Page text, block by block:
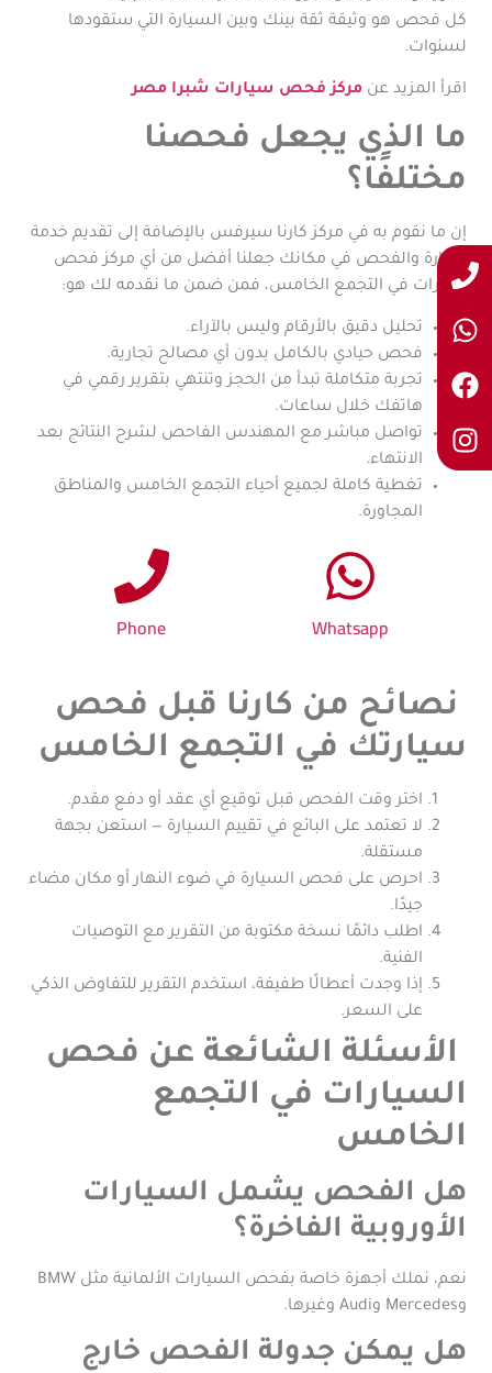
كل فحص هو وثيقة ثقة بينك وبين السيارة التي ستقودها
لسنوات.
اقرأ المزيد عنمركز فحص سيارات شبرا مصر
ما الذي يجعل فحصنا
مختلفًا؟
إن ما نقوم به في مركز كارنا سيرفس بالإضافة إلى تقديم خدمة
الزيارة والفحص في مكانك جعلنا أفضل من أي مركز فحص
سيارات في التجمع الخامس، فمن ضمن ما نقدمه لك هو:
تحليل دقيق بالأرقام وليس بالآراء.
فحص حيادي بالكامل بدون أي مصالح تجارية.
تجربة متكاملة تبدأ من الحجز وتنتهي بتقرير رقمي في
هاتفك خلال ساعات.
تواصل مباشر مع المهندس الفاحص لشرح النتائج بعد
الانتهاء.
تغطية كاملة لجميع أحياء التجمع الخامس والمناطق
المجاورة.
Phone Whatsapp
نصائح من كارنا قبل فحص
سيارتك في التجمع الخامس
اختر وقت الفحص قبل توقيع أي عقد أو دفع مقدم.
لا تعتمد على البائع في تقييم السيارة — استعن بجهة
مستقلة.
احرص على فحص السيارة في ضوء النهار أو مكان مضاء
جيدًا.
اطلب دائمًا نسخة مكتوبة من التقرير مع التوصيات
الفنية.
إذا وجدت أعطالًا طفيفة، استخدم التقرير للتفاوض الذكي
على السعر.
الأسئلة الشائعة عن فحص
السيارات في التجمع
الخامس
هل الفحص يشمل السيارات
الأوروبية الفاخرة؟
نعم، نملك أجهزة خاصة بفحص السيارات الألمانية مثل BMW
وMercedes وAudi وغيرها.
هل يمكن جدولة الفحص خارج